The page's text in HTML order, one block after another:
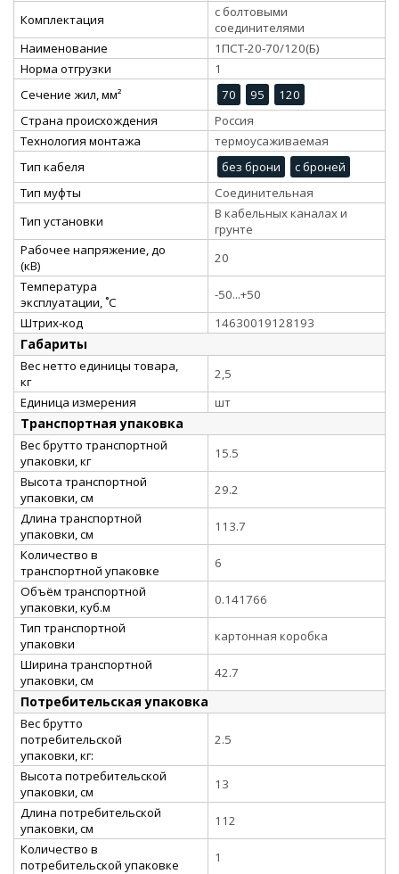
Комплектация
с болтовыми
соединителями
Наименование
1ПСТ-20-70/120(Б)
Норма отгрузки
1
Сечение жил, мм²
70 95
120
Страна происхождения
Россия
Технология монтажа
термоусаживаемая
Тип кабеля
без брони
с броней
Тип муфты
Соединительная
Тип установки
В кабельных каналах и
грунте
Рабочее напряжение, до
(кВ)
20
Температура
эксплуатации, ˚С
-50...+50
Штрих-код
14630019128193
Габариты
Вес нетто единицы товара,
кг
2,5
Единица измерения
шт
Транспортная упаковка
Вес брутто транспортной
упаковки, кг
15.5
Высота транспортной
упаковки, см
29.2
Длина транспортной
упаковки, см
113.7
Количество в
транспортной упаковке
6
Объём транспортной
упаковки, куб.м
0.141766
Тип транспортной
упаковки
картонная коробка
Ширина транспортной
упаковки, см
42.7
Потребительская упаковка
Вес брутто
потребительской
упаковки, кг:
2.5
Высота потребительской
упаковки, см
13
Длина потребительской
упаковки, см
112
Количество в
потребительской упаковке
1